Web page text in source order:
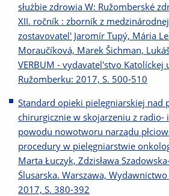
służbie zdrowia W: Ružomberské
XII. ročník : zborník z
zostavovatel' Jaromír Tupý, Mária
Moraučíková, Marek Šichman,
VERBUM - vydavatel'stvo Katolíckej
Ružomberku: 2017, S. 500-510
Standard opieki pielęgniarskiej nad
chirurgicznie w skojarzeniu z radio-
powodu nowotworu narządu
procedury w pielęgniarstwie
Marta Łuczyk, Zdzisława
Ślusarska. Warszawa,
2017, S. 380-392